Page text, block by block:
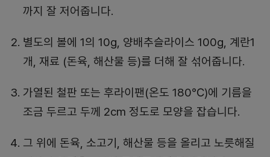
까지 잘 저어줍니다.
별도의 볼에 1의 10g, 양배추슬라이스 100g, 계란1
개, 재료 (돈육, 해산물 등)를 더해 잘 섞어줍니다.
가열된 철판 또는 후라이팬(온도 180℃)에 기름을
조금 두르고 두께 2cm 정도로 모양을 잡습니다.
그 위에 돈육, 소고기, 해산물 등을 올리고 노릇해질